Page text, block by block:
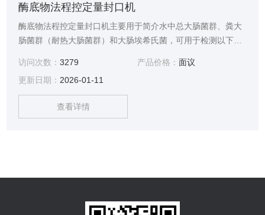
酶底物法程控定量封口机
酶底物法程控定量封口机主要用于简介水中总大肠菌群、粪大
肠菌群（耐热大肠菌群）和大肠埃希氏菌，可用于检测以下水
瓶装水、畜牧供水、二次供水等。
访问次数：3279 产品价格： 面议
更新日期：2026-01-11
查看详情